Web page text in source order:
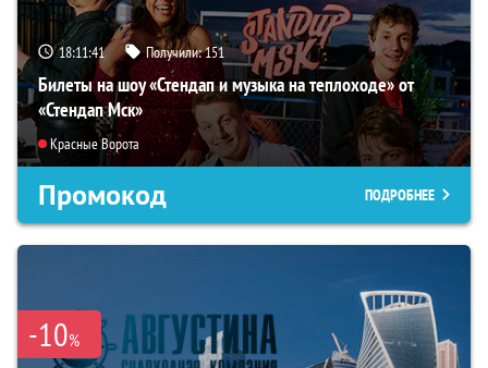
18:11:40 Получили:151
Билеты на шоу «Стендап и музыка на теплоходе» от
«Стендап Мск»
Красные Ворота
Промокод ПОДРОБНЕЕ
-10%